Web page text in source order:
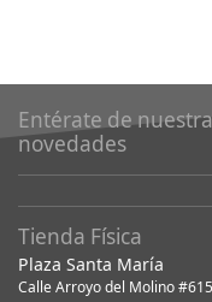
Entérate de
novedades
Tienda Física
Plaza Santa María
Calle Arroyo del Molino #615